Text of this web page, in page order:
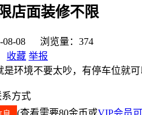
店面装修不限
08-08 浏览量：374
收藏 举报
环境不要太吵，有停车位就
系方式
(查看需要80金币或VIP会员